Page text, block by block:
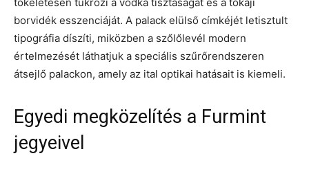
borvidék esszenciáját. A palack elülső címkéjét letisztult
tipográfia díszíti, miközben a szőlőlevél modern
értelmezését láthatjuk a speciális szűrőrendszeren
átsejlő palackon, amely az ital optikai hatásait is kiemeli.
Egyedi megközelítés a Furmint
jegyeivel